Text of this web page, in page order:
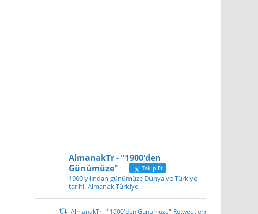
AlmanakTr - "1900'den
Günümüze"
Takip Et
1900 yılından günümüze Dünya ve Türkiye
tarihi. Almanak Türkiye
AlmanakTr - "1900'den Günümüze" Retweetlendi